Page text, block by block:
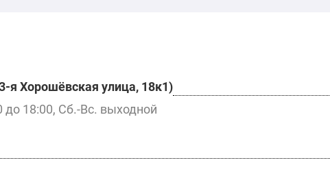
я Хорошёвская улица, 18к1)
18:00, Сб.-Вс. выходной